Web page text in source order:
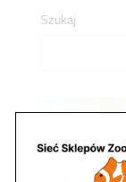
Szukaj